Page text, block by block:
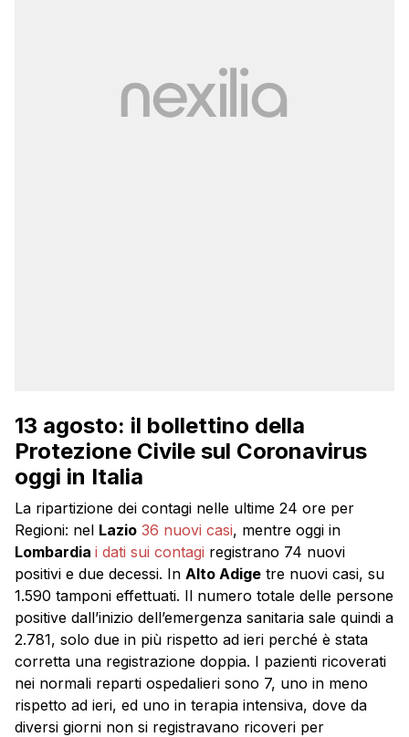
13 agosto: il bollettino della
Protezione Civile sul Coronavirus
oggi in Italia
La ripartizione dei contagi nelle ultime 24 ore per
Regioni: nel Lazio 36 nuovi casi, mentre oggi in
Lombardia i dati sui contagi registrano 74 nuovi
positivi e due decessi. In Alto Adige tre nuovi casi, su
1.590 tamponi effettuati. Il numero totale delle persone
positive dall’inizio dell’emergenza sanitaria sale quindi a
2.781, solo due in più rispetto ad ieri perché è stata
corretta una registrazione doppia. I pazienti ricoverati
nei normali reparti ospedalieri sono 7, uno in meno
rispetto ad ieri, ed uno in terapia intensiva, dove da
diversi giorni non si registravano ricoveri per